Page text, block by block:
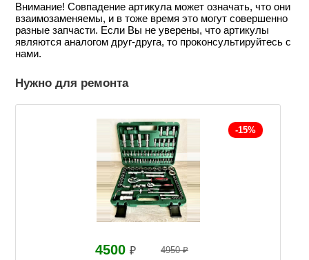
Внимание! Совпадение артикула может означать, что они
взаимозаменяемы, и в тоже время это могут совершенно
разные запчасти. Если Вы не уверены, что артикулы
являются аналогом друг-друга, то проконсультируйтесь с
нами.
Нужно для ремонта
-15%
4500 ₽ 4950 ₽